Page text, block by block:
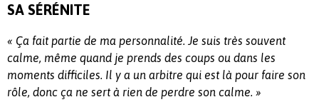
SA SÉRÉNITE
« Ça fait partie de ma personnalité. Je suis très souvent
calme, même quand je prends des coups ou dans les
moments difficiles. Il y a un arbitre qui est là pour faire son
rôle, donc ça ne sert à rien de perdre son calme. »